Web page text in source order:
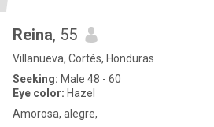
Reina, 55
Villanueva, Cortés, Honduras
Seeking: Male 48 - 60
Eye color: Hazel
Amorosa, alegre,